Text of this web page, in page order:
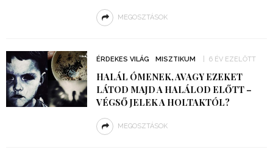
MEGOSZTÁSOK
ÉRDEKES VILÁG MISZTIKUM 6 ÉV EZELŐTT
HALÁL ÓMENEK, AVAGY EZEKET
LÁTOD MAJD A HALÁLOD ELŐTT –
VÉGSŐ JELEK A HOLTAKTÓL?
MEGOSZTÁSOK